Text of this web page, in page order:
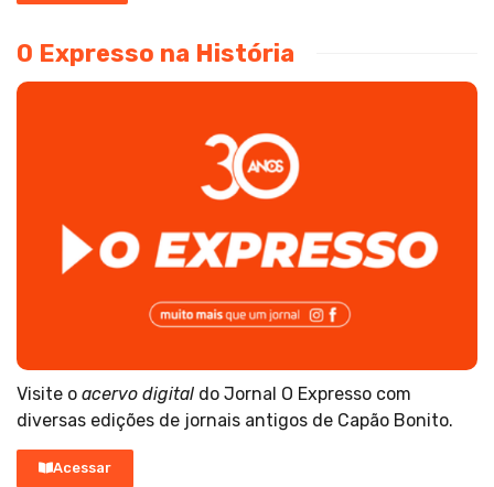
O Expresso na História
Visite o acervo digital do Jornal O Expresso com
diversas edições de jornais antigos de Capão Bonito.
Acessar